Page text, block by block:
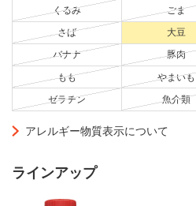
くるみ ごま
さば 大豆
バナナ 豚肉
もも やまいも
ゼラチン 魚介類
アレルギー物質表示について
ラインアップ